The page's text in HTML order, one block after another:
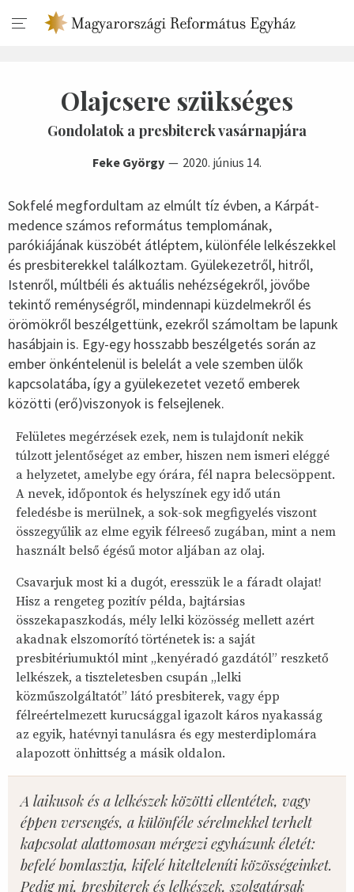
Olajcsere szükséges
Gondolatok a presbiterek vasárnapjára
Feke György 2020. június 14.
Sokfelé megfordultam az elmúlt tíz évben, a Kárpát-
medence számos református templomának,
parókiájának küszöbét átléptem, különféle lelkészekkel
és presbiterekkel találkoztam. Gyülekezetről, hitről,
Istenről, múltbéli és aktuális nehézségekről, jövőbe
tekintő reménységről, mindennapi küzdelmekről és
örömökről beszélgettünk, ezekről számoltam be lapunk
hasábjain is. Egy-egy hosszabb beszélgetés során az
ember önkéntelenül is belelát a vele szemben ülők
kapcsolatába, így a gyülekezetet vezető emberek
közötti (erő)viszonyok is felsejlenek.
Felületes megérzések ezek, nem is tulajdonít nekik
túlzott jelentőséget az ember, hiszen nem ismeri eléggé
a helyzetet, amelybe egy órára, fél napra belecsöppent.
A nevek, időpontok és helyszínek egy idő után
feledésbe is merülnek, a sok-sok megfigyelés viszont
összegyűlik az elme egyik félreeső zugában, mint a nem
használt belső égésű motor aljában az olaj.
Csavarjuk most ki a dugót, eresszük le a fáradt olajat!
Hisz a rengeteg pozitív példa, bajtársias
összekapaszkodás, mély lelki közösség mellett azért
akadnak elszomorító történetek is: a saját
presbitériumuktól mint „kenyéradó gazdától” reszkető
lelkészek, a tiszteletesben csupán „lelki
közműszolgáltatót” látó presbiterek, vagy épp
félreértelmezett kurucsággal igazolt káros nyakasság
az egyik, hatévnyi tanulásra és egy mesterdiplomára
alapozott önhittség a másik oldalon.
A laikusok és a lelkészek közötti ellentétek, vagy
éppen versengés, a különféle sérelmekkel terhelt
kapcsolat alattomosan mérgezi egyházunk életét:
befelé bomlasztja, kifelé hitelteleníti közösségeinket.
Pedig mi, presbiterek és lelkészek, szolgatársak